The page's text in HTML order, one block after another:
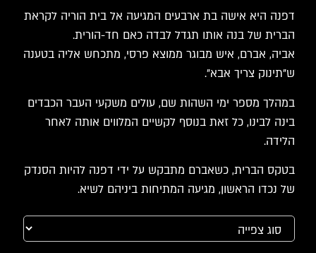
דפנה היא אישה בת ארבעים המגיעה אל בית הוריה לקראת
הברית של בנה אותו תגדל לבדה כאם חד-הורית.
אביה, אברם, איש מבוגר ממוצא פרסי, מתכחש אליה בטענה
ש"תינוק צריך אבא".
במהלך מספר ימי השהות שם, עולים משקעי העבר הכבדים
בינה לבינו, כל זאת בנוסף לקשיים המלווים אותה לאחר
הלידה.
בטקס הברית, כשאברם מתבקש על ידי דפנה להיות הסנדק
של נכדו הראשון, מגיעה המתיחות ביניהם לשיא.